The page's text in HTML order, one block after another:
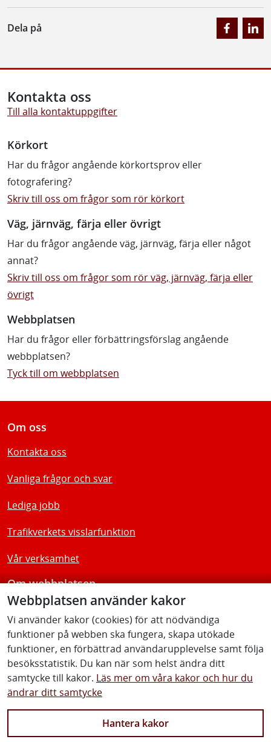
Dela på
Webbplatsen använder kakor
Vi använder kakor (cookies) för att nödvändiga
funktioner på webben ska fungera, skapa utökade
funktioner, en förbättrad användarupplevelse samt följa
besöksstatistik. Du kan när som helst ändra ditt
samtycke till kakor. Läs mer om våra kakor och hur du
ändrar ditt samtycke
Hantera kakor
Kontakta oss
Till alla kontaktuppgifter
Körkort
Har du frågor angående körkortsprov eller
fotografering?
Skriv till oss om frågor som rör körkort
Väg, järnväg, färja eller övrigt
Har du frågor angående väg, järnväg, färja eller något
annat?
Skriv till oss om frågor som rör väg, järnväg, färja eller
övrigt
Webbplatsen
Har du frågor eller förbättringsförslag angående
webbplatsen?
Tyck till om webbplatsen
Om oss
Kontakta oss
Vanliga frågor och svar
Lediga jobb
Trafikverkets visslarfunktion
Vår verksamhet
Om webbplatsen
Tillgänglighetsredogörelse
Följ oss
Facebook Youtube